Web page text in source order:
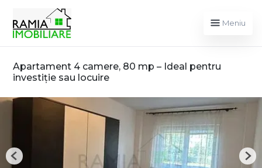
Meniu
Apartament 4 camere, 80 mp – Ideal pentru
investiție sau locuire
Previous